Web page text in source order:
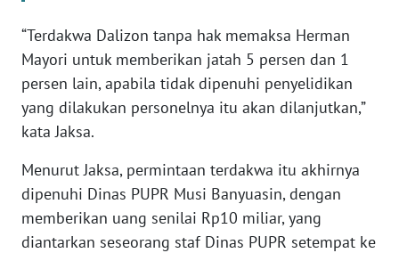
“Terdakwa Dalizon tanpa hak memaksa Herman
Mayori untuk memberikan jatah 5 persen dan 1
persen lain, apabila tidak dipenuhi penyelidikan
yang dilakukan personelnya itu akan dilanjutkan,”
kata Jaksa.
Menurut Jaksa, permintaan terdakwa itu akhirnya
dipenuhi Dinas PUPR Musi Banyuasin, dengan
memberikan uang senilai Rp10 miliar, yang
diantarkan seseorang staf Dinas PUPR setempat ke
MEDIA
SIBER
REDAKSI
KARIR
DISCLAIMER